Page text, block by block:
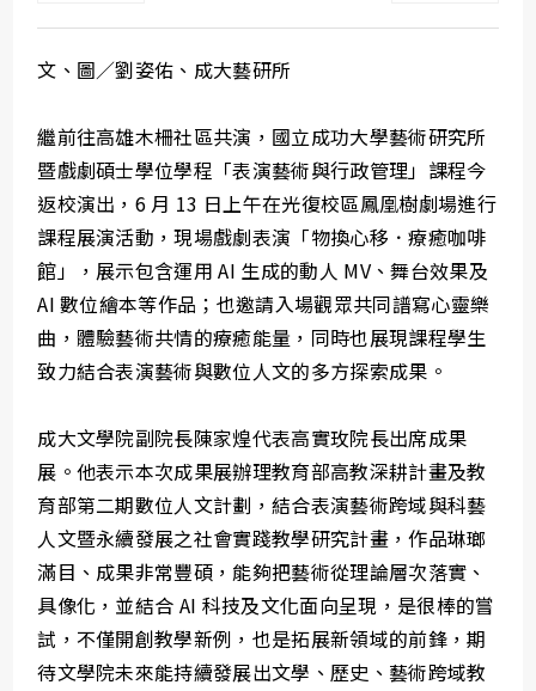
文、圖／劉姿佑、成大藝研所
繼前往高雄木柵社區共演，國立成功大學藝術研究所
暨戲劇碩士學位學程「表演藝術與行政管理」課程今
返校演出，6 月 13 日上午在光復校區鳳凰樹劇場進行
課程展演活動，現場戲劇表演「物換心移．療癒咖啡
館」，展示包含運用 AI 生成的動人 MV、舞台效果及
AI 數位繪本等作品；也邀請入場觀眾共同譜寫心靈樂
曲，體驗藝術共情的療癒能量，同時也展現課程學生
致力結合表演藝術與數位人文的多方探索成果。
成大文學院副院長陳家煌代表高實玫院長出席成果
展。他表示本次成果展辦理教育部高教深耕計畫及教
育部第二期數位人文計劃，結合表演藝術跨域與科藝
人文暨永續發展之社會實踐教學研究計畫，作品琳瑯
滿目、成果非常豐碩，能夠把藝術從理論層次落實、
具像化，並結合 AI 科技及文化面向呈現，是很棒的嘗
試，不僅開創教學新例，也是拓展新領域的前鋒，期
待文學院未來能持續發展出文學、歷史、藝術跨域教